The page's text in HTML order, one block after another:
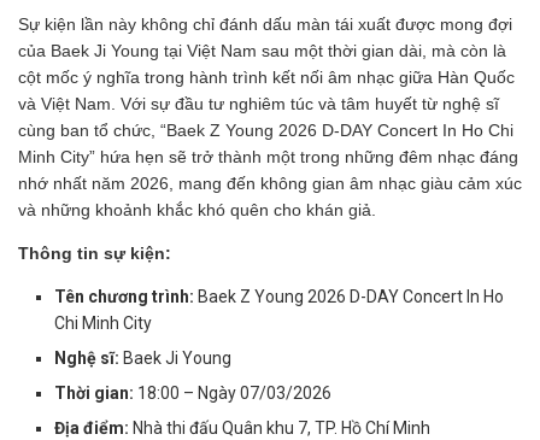
Sự kiện lần này không chỉ đánh dấu màn tái xuất được mong đợi
của Baek Ji Young tại Việt Nam sau một thời gian dài, mà còn là
cột mốc ý nghĩa trong hành trình kết nối âm nhạc giữa Hàn Quốc
và Việt Nam. Với sự đầu tư nghiêm túc và tâm huyết từ nghệ sĩ
cùng ban tổ chức, “Baek Z Young 2026 D-DAY Concert In Ho Chi
Minh City” hứa hẹn sẽ trở thành một trong những đêm nhạc đáng
nhớ nhất năm 2026, mang đến không gian âm nhạc giàu cảm xúc
và những khoảnh khắc khó quên cho khán giả.
Thông tin sự kiện:
Tên chương trình: Baek Z Young 2026 D-DAY Concert In Ho
Chi Minh City
Nghệ sĩ: Baek Ji Young
Thời gian: 18:00 – Ngày 07/03/2026
Địa điểm: Nhà thi đấu Quân khu 7, TP. Hồ Chí Minh